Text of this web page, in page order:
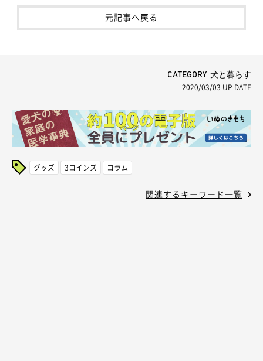
元記事へ戻る
CATEGORY 犬と暮らす
2020/03/03 UP DATE
グッズ 3コインズ コラム
関連するキーワード一覧